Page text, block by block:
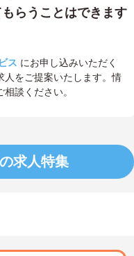
らうことはできます
ス にお申し込みいただく
人をご提案いたします。情
談ください。
求人特集